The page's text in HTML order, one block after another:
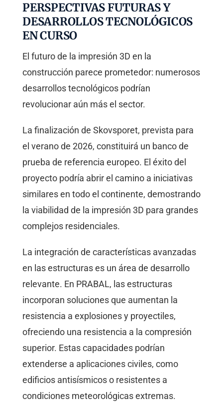
PERSPECTIVAS FUTURAS Y
DESARROLLOS TECNOLÓGICOS
EN CURSO
El futuro de la impresión 3D en la
construcción parece prometedor: numerosos
desarrollos tecnológicos podrían
revolucionar aún más el sector.
La finalización de Skovsporet, prevista para
el verano de 2026, constituirá un banco de
prueba de referencia europeo. El éxito del
proyecto podría abrir el camino a iniciativas
similares en todo el continente, demostrando
la viabilidad de la impresión 3D para grandes
complejos residenciales.
La integración de características avanzadas
en las estructuras es un área de desarrollo
relevante. En PRABAL, las estructuras
incorporan soluciones que aumentan la
resistencia a explosiones y proyectiles,
ofreciendo una resistencia a la compresión
superior. Estas capacidades podrían
extenderse a aplicaciones civiles, como
edificios antisísmicos o resistentes a
condiciones meteorológicas extremas.